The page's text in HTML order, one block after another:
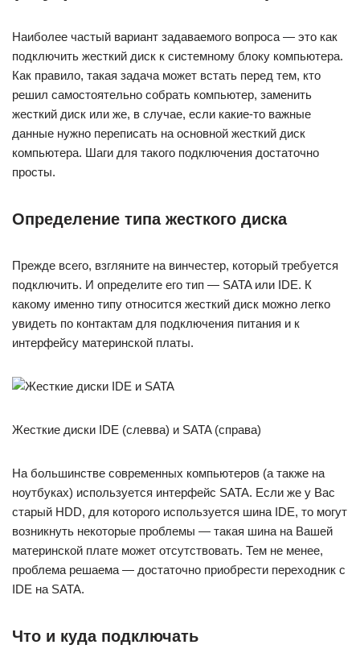
Наиболее частый вариант задаваемого вопроса — это как
подключить жесткий диск к системному блоку компьютера.
Как правило, такая задача может встать перед тем, кто
решил самостоятельно собрать компьютер, заменить
жесткий диск или же, в случае, если какие-то важные
данные нужно переписать на основной жесткий диск
компьютера. Шаги для такого подключения достаточно
просты.
Определение типа жесткого диска
Прежде всего, взгляните на винчестер, который требуется
подключить. И определите его тип — SATA или IDE. К
какому именно типу относится жесткий диск можно легко
увидеть по контактам для подключения питания и к
интерфейсу материнской платы.
Жесткие диски IDE (слевва) и SATA (справа)
На большинстве современных компьютеров (а также на
ноутбуках) используется интерфейс SATA. Если же у Вас
старый HDD, для которого используется шина IDE, то могут
возникнуть некоторые проблемы — такая шина на Вашей
материнской плате может отсутствовать. Тем не менее,
проблема решаема — достаточно приобрести переходник с
IDE на SATA.
Что и куда подключать